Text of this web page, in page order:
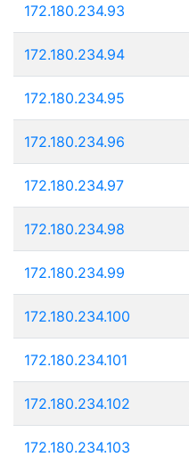
172.180.234.93
172.180.234.94
172.180.234.95
172.180.234.96
172.180.234.97
172.180.234.98
172.180.234.99
172.180.234.100
172.180.234.101
172.180.234.102
172.180.234.103